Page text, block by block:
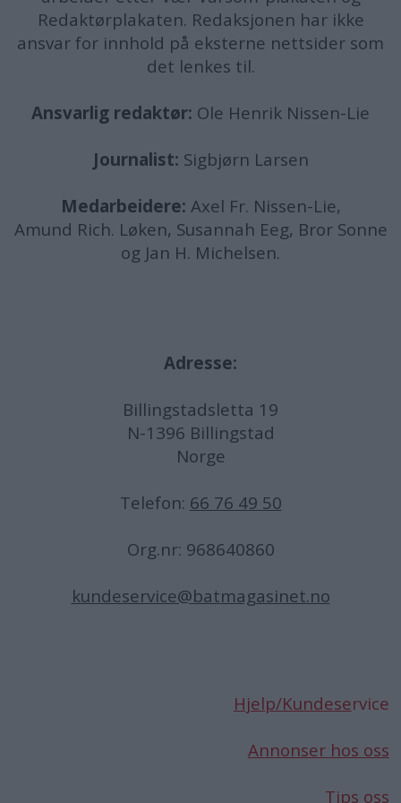
Redaktørplakaten. Redaksjonen har ikke
ansvar for innhold på eksterne nettsider som
det lenkes til.
Ansvarlig redaktør: Ole Henrik Nissen-Lie
Journalist: Sigbjørn Larsen
Medarbeidere: Axel Fr. Nissen-Lie,
Amund Rich. Løken, Susannah Eeg, Bror Sonne
og Jan H. Michelsen.
Adresse:
Billingstadsletta 19
N-1396 Billingstad
Norge
Telefon: 66 76 49 50
Org.nr: 968640860
kundeservice@batmagasinet.no
Hjelp/Kundeservice
Annonser hos oss
Tips oss